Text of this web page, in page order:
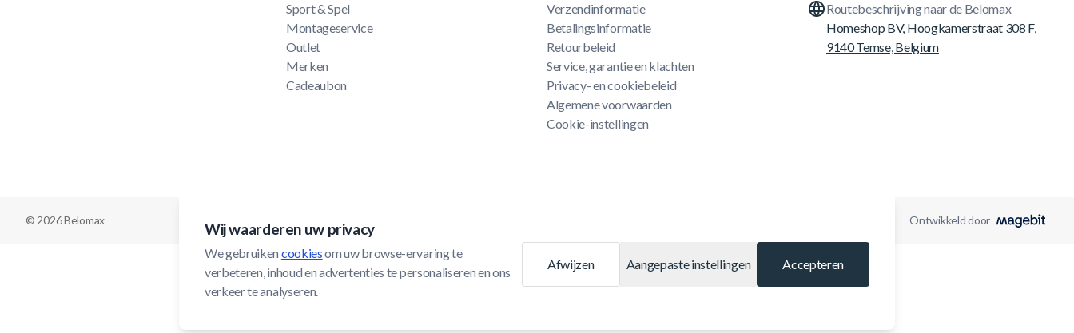
Wij waarderen uw privacy
We gebruiken cookies om uw browse-ervaring te
verbeteren, inhoud en advertenties te personaliseren en ons
verkeer te analyseren.
Afwijzen Aangepaste instellingen Accepteren
Sport & Spel
Montageservice
Outlet
Merken
Cadeaubon
Verzendinformatie
Betalingsinformatie
Retourbeleid
Service, garantie en klachten
Privacy- en cookiebeleid
Algemene voorwaarden
Cookie-instellingen
Routebeschrijving naar de Belomax
Homeshop BV, Hoogkamerstraat 308 F,
9140 Temse, Belgium
© 2026 Belomax Ontwikkeld door